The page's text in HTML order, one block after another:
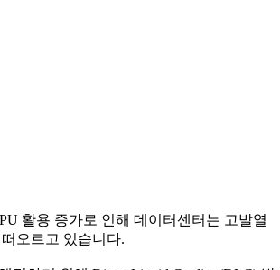
활용 증가로 인해 데이터센터는 고발열
오르고 있습니다.